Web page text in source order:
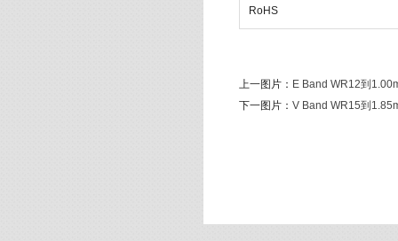
RoHS
上一图片： E Band WR12到
下一图片： V Band WR15到